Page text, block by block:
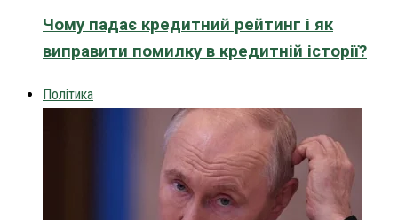
Чому падає кредитний рейтинг і як
виправити помилку в кредитній історії?
Політика